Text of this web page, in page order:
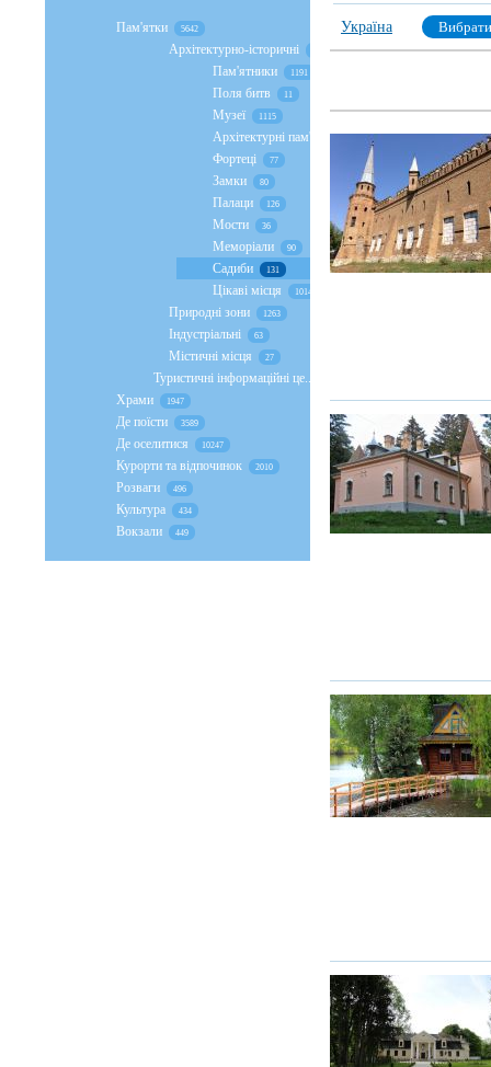
Україна Вибрати
Пам'ятки 5642
Архітектурно-історичні
Пам'ятники 1191
Поля битв 11
Музеї 1115
Архітектурні пам'ятники 676
Фортеці 77
Замки 80
Палаци 126
Мости 36
Меморіали 90
Садиби 131
Цікаві місця 1014
Природні зони 1263
Індустріальні 63
Містичні місця 27
Туристичні інформаційні це...
Храми 1947
Де поїсти 3589
Де оселитися 10247
Курорти та відпочинок 2010
Розваги 496
Культура 434
Вокзали 449